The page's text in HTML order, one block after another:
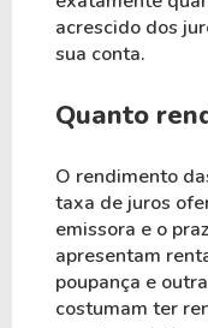
acrescido dos
sua conta.
Quanto
O rendimento
taxa de juros
emissora e o
apresentam
poupança e
costumam ter